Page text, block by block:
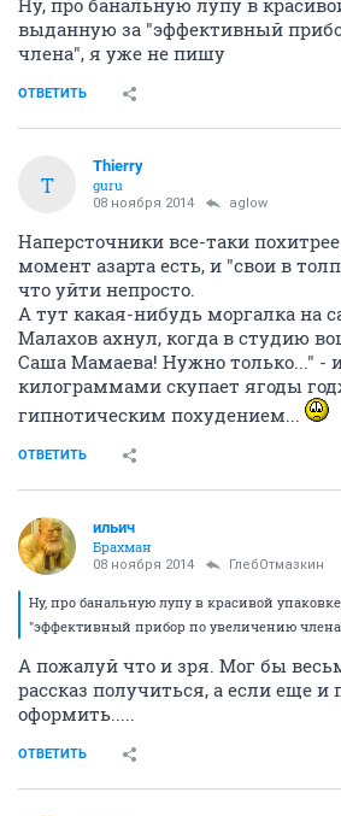
Ну, про банальную лупу в
выданную за "эффективный
члена", я уже не пишу
ОТВЕТИТЬ
T
Thierry
guru
08 ноября 2014 aglow
Наперсточники все-таки
момент азарта есть, и "свои в
что уйти непросто.
А тут какая-нибудь моргалка на
Малахов ахнул, когда в студию
Саша Мамаева! Нужно только..." - и
килограммами скупает ягоды
гипнотическим похудением...
ОТВЕТИТЬ
ильич
Брахман
08 ноября 2014 ГлебОтмазкин
Ну, про банальную лупу в красивой
"эффективный прибор по увеличению
А пожалуй что и зря. Мог бы
рассказ получиться, а если еще и
оформить.....
ОТВЕТИТЬ